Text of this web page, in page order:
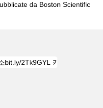
da Boston Scientific